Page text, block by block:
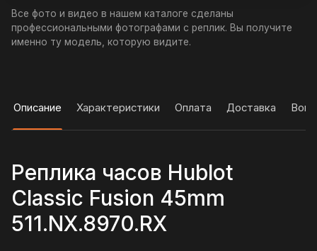
Все фото и видео в нашем каталоге сделаны
профессиональными фотографами с реплик. Вы получите
именно ту модель, которую видите.
Описание Характеристики Оплата Доставка
Реплика часов Hublot
Classic Fusion 45mm
511.NX.8970.RX